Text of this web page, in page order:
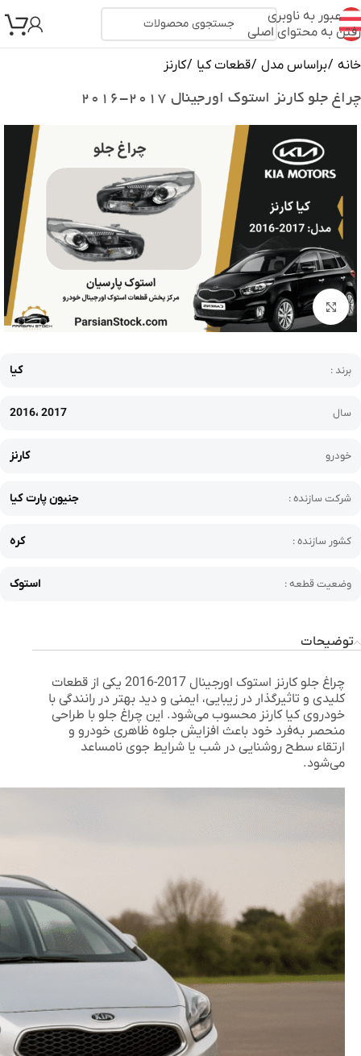
عبور به ناوبری
رفتن به محتوای اصلی
خانه /براساس مدل /قطعات کیا /کارنز
چراغ جلو کارنز استوک اورجینال ۲۰۱۷-۲۰۱۶
بزرگنمایی تصویر
برند : کیا
سال 2016، 2017
خودرو کارنز
شرکت سازنده : جنیون پارت کیا
کشور سازنده : کره
وضعیت قطعه : استوک
توضیحات
چراغ جلو کارنز استوک اورجینال 2017-2016
یکی از قطعات
کلیدی و تاثیرگذار در زیبایی، ایمنی و دید بهتر در رانندگی با
خودروی کیا کارنز محسوب می‌شود. این چراغ جلو با طراحی
منحصر به‌فرد خود باعث افزایش جلوه ظاهری خودرو و
ارتقاء سطح روشنایی در شب یا شرایط جوی نامساعد
می‌شود.